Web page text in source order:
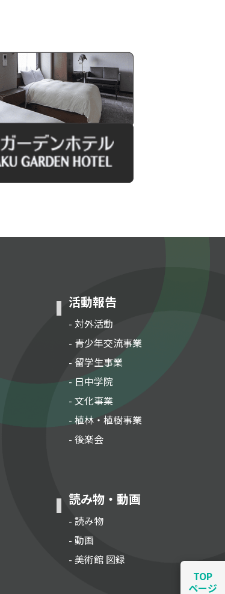
TOP
ページ
活動報告
- 対外活動
- 青少年交流事業
- 留学生事業
- 日中学院
- 文化事業
- 植林・植樹事業
- 後楽会
読み物・動画
- 読み物
- 動画
- 美術館 図録